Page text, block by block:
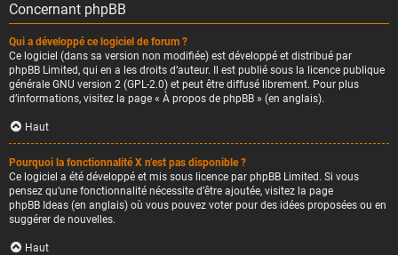
Concernant phpBB
Qui a développé ce logiciel de forum ?
Ce logiciel (dans sa version non modifiée) est développé et distribué par
phpBB Limited, qui en a les droits d’auteur. Il est publié sous la licence publique
générale GNU version 2 (GPL-2.0) et peut être diffusé librement. Pour plus
d’informations, visitez la page « À propos de phpBB » (en anglais).
Haut
Pourquoi la fonctionnalité X n’est pas disponible ?
Ce logiciel a été développé et mis sous licence par phpBB Limited. Si vous
pensez qu’une fonctionnalité nécessite d’être ajoutée, visitez la page
phpBB Ideas (en anglais) où vous pouvez voter pour des idées proposées ou en
suggérer de nouvelles.
Haut